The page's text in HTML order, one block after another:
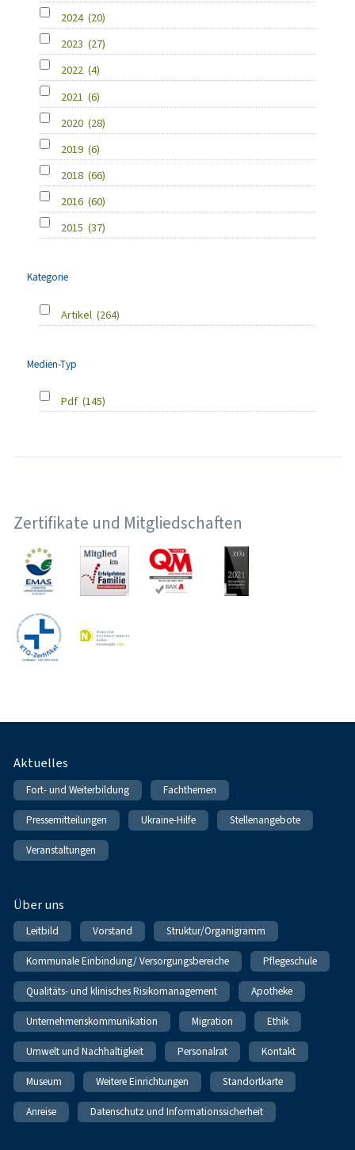
2024 (20)
2023 (27)
2022 (4)
2021 (6)
2020 (28)
2019 (6)
2018 (66)
2016 (60)
2015 (37)
Kategorie
Artikel (264)
Medien-Typ
Pdf (145)
Zertifikate und Mitgliedschaften
Fußnavigation
Aktuelles
Fort- und Weiterbildung Fachthemen
Pressemitteilungen Ukraine-Hilfe Stellenangebote
Veranstaltungen
Über uns
Leitbild Vorstand Struktur/Organigramm
Kommunale Einbindung/ Versorgungsbereiche Pflegeschule
Qualitäts- und klinisches Risikomanagement Apotheke
Unternehmenskommunikation Migration Ethik
Umwelt und Nachhaltigkeit Personalrat Kontakt
Museum Weitere Einrichtungen Standortkarte
Anreise Datenschutz und Informationssicherheit